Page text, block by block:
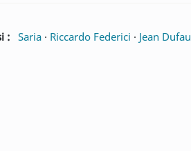
: Saria · Riccardo Federici · Jean